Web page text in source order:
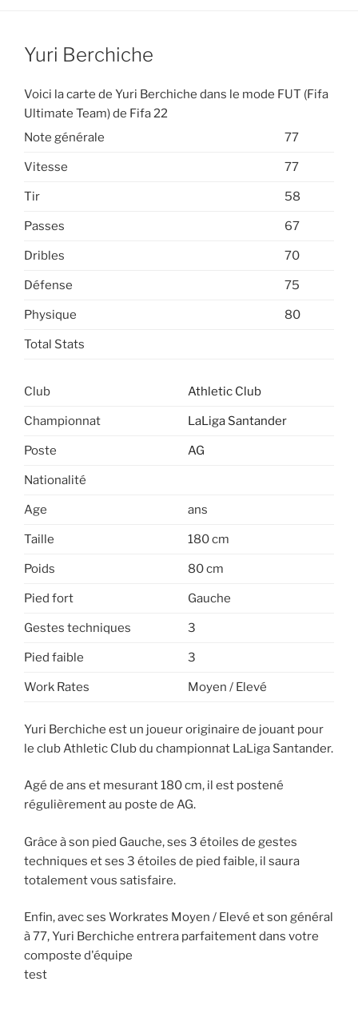
Yuri Berchiche
Voici la carte de Yuri Berchiche dans le mode FUT (Fifa
Ultimate Team) de Fifa 22
Note générale
77
Vitesse 77
Tir 58
Passes 67
Dribles 70
Défense 75
Physique 80
Total Stats
Club Athletic Club
Championnat LaLiga Santander
Poste AG
Nationalité
Age ans
Taille 180 cm
Poids 80 cm
Pied fort Gauche
Gestes techniques 3
Pied faible 3
Work Rates Moyen / Elevé
Yuri Berchiche est un joueur originaire de jouant pour
le club Athletic Club du championnat LaLiga Santander.
Agé de ans et mesurant 180 cm, il est postené
régulièrement au poste de AG.
Grâce à son pied Gauche, ses 3 étoiles de gestes
techniques et ses 3 étoiles de pied faible, il saura
totalement vous satisfaire.
Enfin, avec ses Workrates Moyen / Elevé et son général
à 77, Yuri Berchiche entrera parfaitement dans votre
composte d'équipe
test